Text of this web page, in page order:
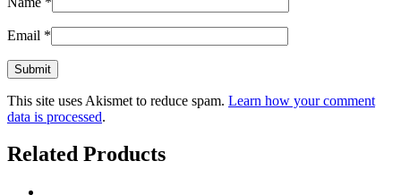
Email *
This site uses Akismet to reduce spam. Learn how your comment
data is processed.
Related Products